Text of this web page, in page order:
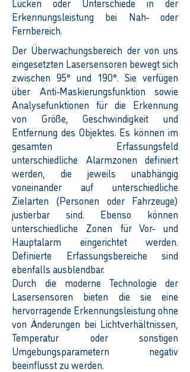
Erkennungsleistung bei Nah- oder
Fernbereich.
Der Überwachungsbereich der von uns
eingesetzten Lasersensoren bewegt sich
zwischen 95° und 190°. Sie verfügen
über Anti-Maskierungsfunktion sowie
Analysefunktionen für die Erkennung
von Größe, Geschwindigkeit und
Entfernung des Objektes. Es können im
gesamten Erfassungsfeld
unterschiedliche Alarmzonen definiert
werden, die jeweils unabhängig
voneinander auf unterschiedliche
Zielarten (Personen oder Fahrzeuge)
justierbar sind. Ebenso können
unterschiedliche Zonen für Vor- und
Hauptalarm eingerichtet werden.
Definierte Erfassungsbereiche sind
ebenfalls ausblendbar.
Durch die moderne Technologie der
Lasersensoren bieten die sie eine
hervorragende Erkennungsleistung ohne
von Änderungen bei Lichtverhältnissen,
Temperatur oder sonstigen
Umgebungsparametern negativ
beeinflusst zu werden.